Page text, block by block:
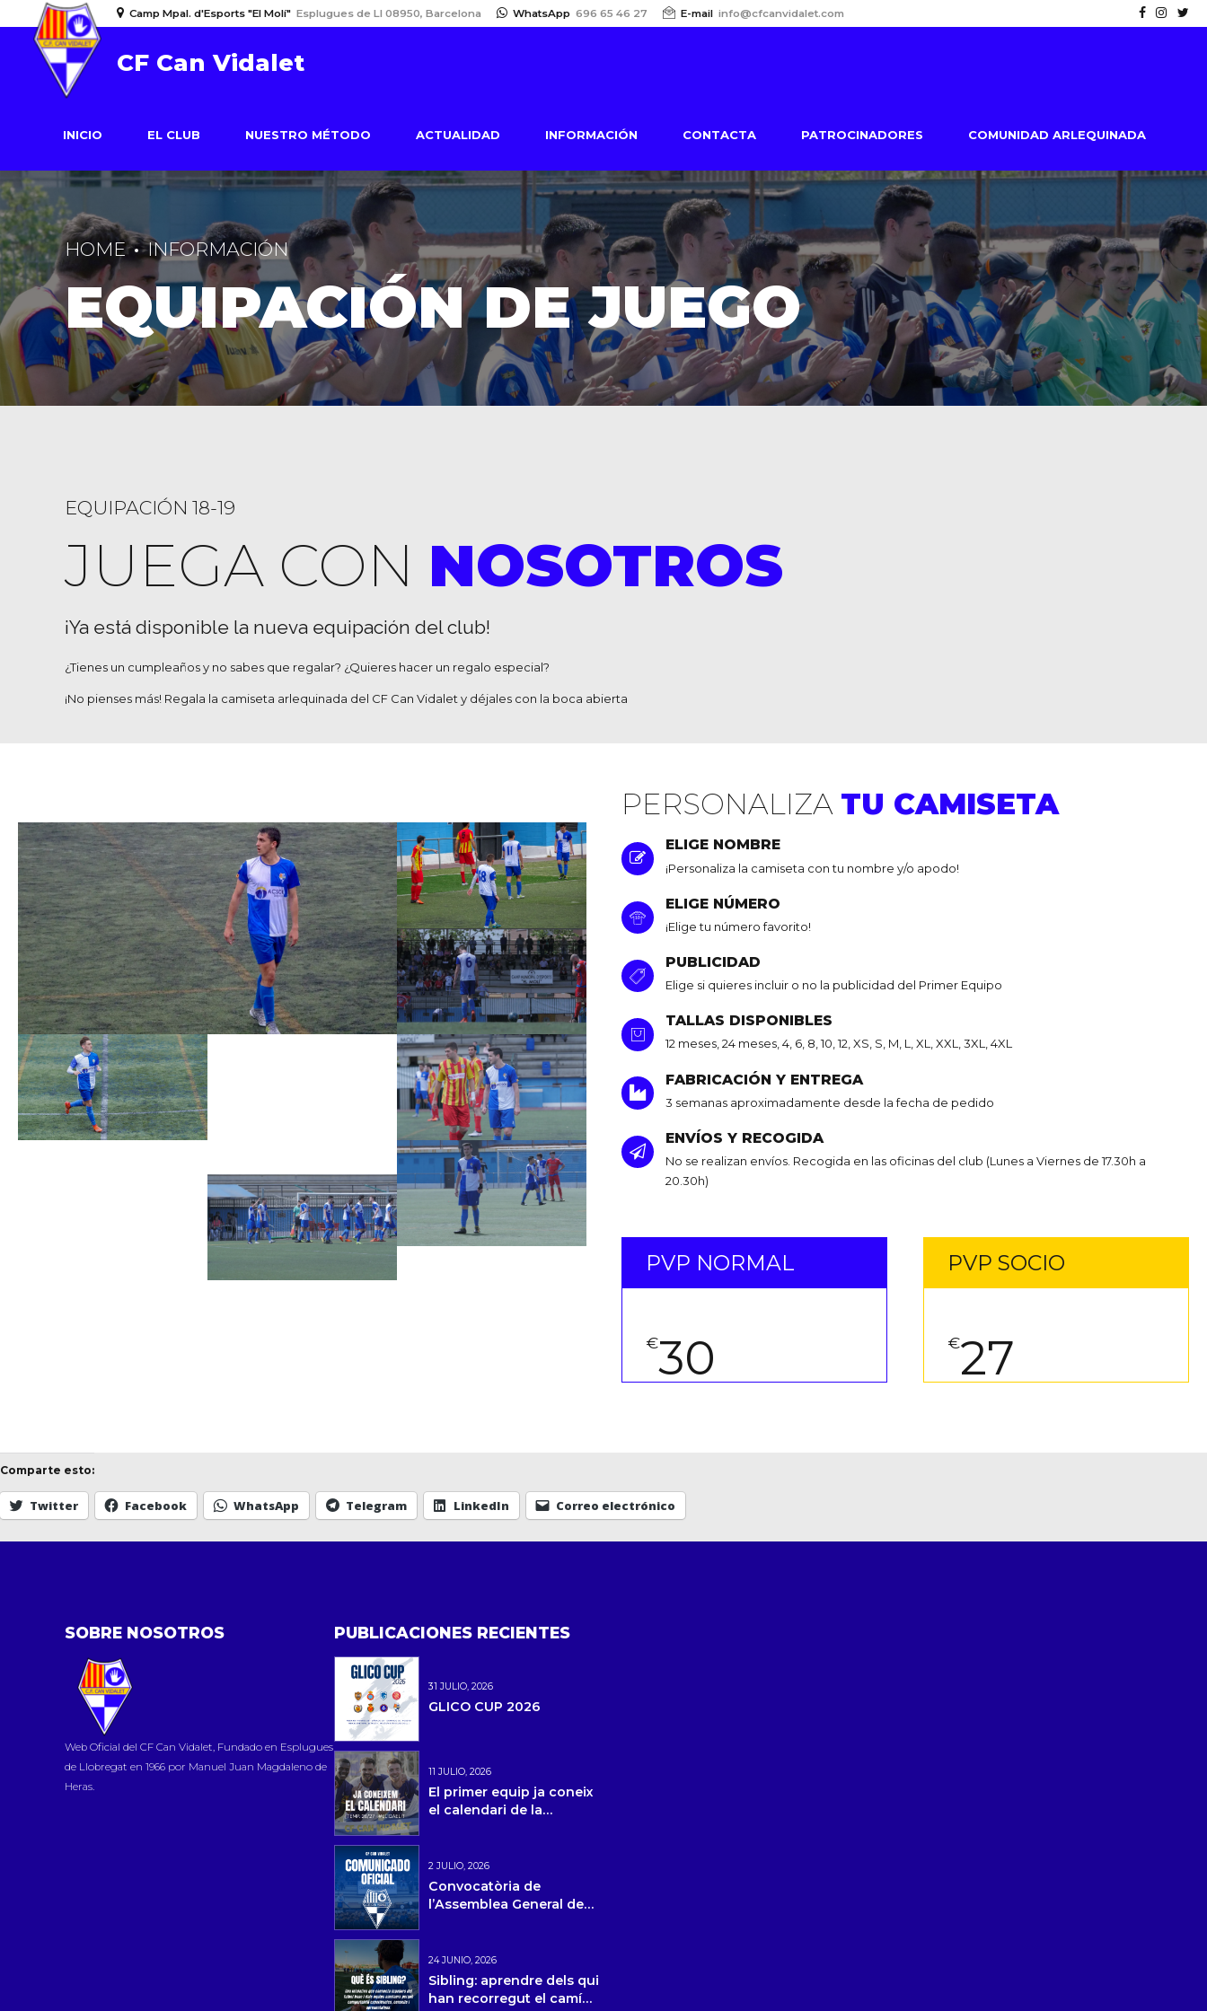
Camp Mpal. d'Esports "El Molí" Esplugues de Ll 08950, Barcelona WhatsApp 696 65 46 27 E-mail info@cfcanvidalet.com
CF Can Vidalet
INICIO EL CLUB NUESTRO MÉTODO ACTUALIDAD INFORMACIÓN CONTACTA PATROCINADORES COMUNIDAD ARLEQUINADA
HOME INFORMACIÓN
EQUIPACIÓN DE JUEGO
EQUIPACIÓN 18-19
JUEGA CON NOSOTROS
¡Ya está disponible la nueva equipación del club!
¿Tienes un cumpleaños y no sabes que regalar? ¿Quieres hacer un regalo especial?
¡No pienses más! Regala la camiseta arlequinada del CF Can Vidalet y déjales con la boca abierta
PERSONALIZA TU CAMISETA
ELIGE NOMBRE
¡Personaliza la camiseta con tu nombre y/o apodo!
ELIGE NÚMERO
¡Elige tu número favorito!
PUBLICIDAD
Elige si quieres incluir o no la publicidad del Primer Equipo
TALLAS DISPONIBLES
12 meses, 24 meses, 4, 6, 8, 10, 12, XS, S, M, L, XL, XXL, 3XL, 4XL
FABRICACIÓN Y ENTREGA
3 semanas aproximadamente desde la fecha de pedido
ENVÍOS Y RECOGIDA
No se realizan envíos. Recogida en las oficinas del club (Lunes a Viernes de 17.30h a
20.30h)
PVP NORMAL
€30
PVP SOCIO
€27
Comparte esto:
Twitter Facebook WhatsApp Telegram LinkedIn Correo electrónico
SOBRE NOSOTROS
Web Oficial del CF Can Vidalet, Fundado en Esplugues
de Llobregat en 1966 por Manuel Juan Magdaleno de
Heras.
PUBLICACIONES RECIENTES
31 JULIO, 2026
GLICO CUP 2026
11 JULIO, 2026
El primer equip ja coneix
el calendari de la
2 JULIO, 2026
Convocatòria de
l’Assemblea General de
24 JUNIO, 2026
Sibling: aprendre dels qui
han recorregut el camí